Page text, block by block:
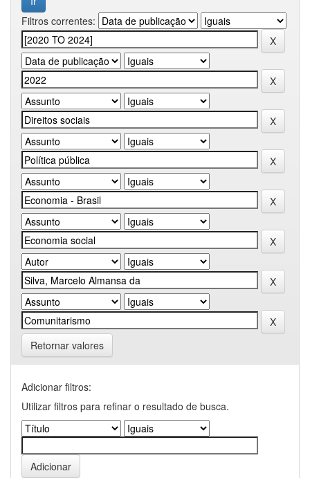
Filtros correntes:
Retornar valores
Adicionar filtros:
Utilizar filtros para refinar o resultado de busca.